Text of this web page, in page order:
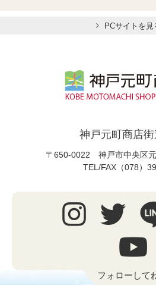
PCサイトを見
神戸元町商店
〒650-0022 神戸市中央区
TEL/FAX（078）
フォローして